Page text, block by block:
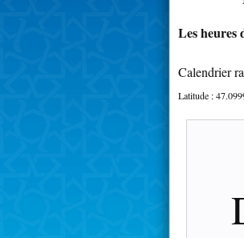
Les heures
Calendrier
Latitude :